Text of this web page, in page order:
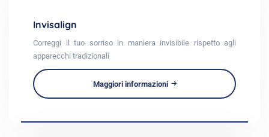
Invisalign
Correggi il tuo sorriso in maniera invisibile rispetto agli
apparecchi tradizionali
Maggiori informazioni